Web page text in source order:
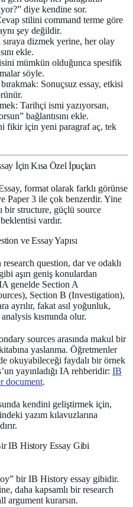
diye kendine sor.
stilini command terme göre
şey değildir.
sıraya dizmek yerine, her olay
ekle.
mümkün olduğunca spesifik
söyle.
: Sonuçsuz essay, etkisi
: Tarihçi ismi yazıyorsan,
bağlantısını ekle.
fikir için yeni paragraf aç, tek
İçin Kısa Özel İpuçları
format olarak farklı görünse
Paper 3 ile çok benzerdir. Yine
bir structure, güçlü source
vardır.
ve Essay Yapısı
research question, dar ve odaklı
aşırı geniş konulardan
genelde Section A
Section B (Investigation),
ayrılır, fakat asıl yoğunluk,
kısmında olur.
sources arasında makul bir
yaslanma. Öğretmenler
okuyabileceği faydalı bir örnek
yayınladığı IA rehberidir: IB
document.
kendini geliştirmek için,
yazım kılavuzlarına
IB History Essay Gibi
bir IB History essay gibidir.
daha kapsamlı birresearch
argument kurarsın.